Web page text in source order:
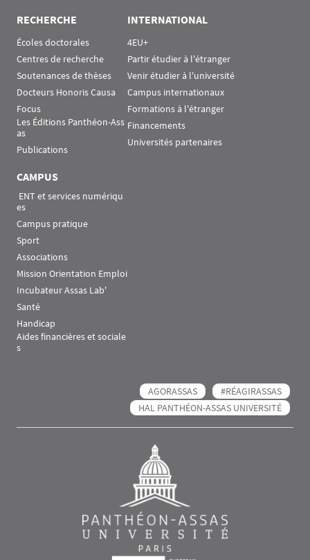
RECHERCHE
Écoles doctorales
Centres de recherche
Soutenances de thèses
Docteurs Honoris Causa
Focus
Les Éditions Panthéon-Ass
as
Publications
INTERNATIONAL
4EU+
Partir étudier à l'étranger
Venir étudier à l'université
Campus internationaux
Formations à l'étranger
Financements
Universités partenaires
CAMPUS
es
Campus pratique
Sport
Associations
Mission Orientation Emploi
Incubateur Assas Lab'
Santé
Handicap
Aides financières et sociale
s
AGORASSAS
#RÉAGIRASSAS
HAL PANTHÉON-ASSAS UNIVERSITÉ